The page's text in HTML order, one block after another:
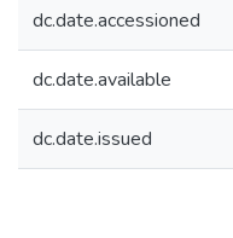
dc.date.accessioned
dc.date.available
dc.date.issued